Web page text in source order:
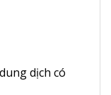
dịch có